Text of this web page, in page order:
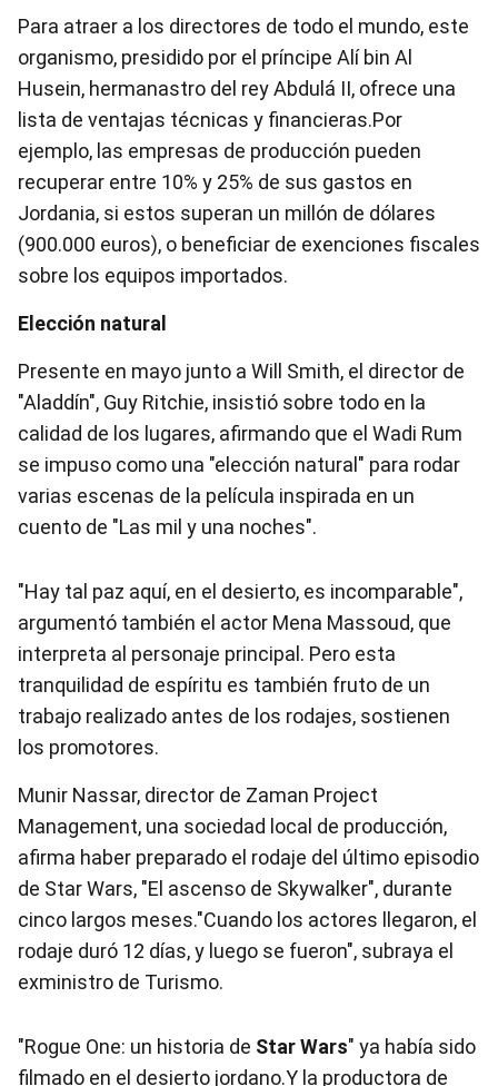
Para atraer a los directores de todo el mundo, este
organismo, presidido por el príncipe Alí bin Al
Husein, hermanastro del rey Abdulá II, ofrece una
lista de ventajas técnicas y financieras.Por
ejemplo, las empresas de producción pueden
recuperar entre 10% y 25% de sus gastos en
Jordania, si estos superan un millón de dólares
(900.000 euros), o beneficiar de exenciones fiscales
sobre los equipos importados.
Elección natural
Presente en mayo junto a Will Smith, el director de
"Aladdín", Guy Ritchie, insistió sobre todo en la
calidad de los lugares, afirmando que el Wadi Rum
se impuso como una "elección natural" para rodar
varias escenas de la película inspirada en un
cuento de "Las mil y una noches".
"Hay tal paz aquí, en el desierto, es incomparable",
argumentó también el actor Mena Massoud, que
interpreta al personaje principal. Pero esta
tranquilidad de espíritu es también fruto de un
trabajo realizado antes de los rodajes, sostienen
los promotores.
Munir Nassar, director de Zaman Project
Management, una sociedad local de producción,
afirma haber preparado el rodaje del último episodio
de Star Wars, "El ascenso de Skywalker", durante
cinco largos meses."Cuando los actores llegaron, el
rodaje duró 12 días, y luego se fueron", subraya el
exministro de Turismo.
"Rogue One: un historia de Star Wars" ya había sido
filmado en el desierto jordano.Y la productora de